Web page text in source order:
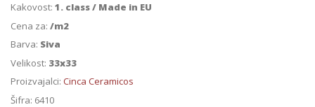
Kakovost: 1. class / Made in EU
Cena za: /m2
Barva: Siva
Velikost: 33x33
Proizvajalci: Cinca Ceramicos
Šifra: 6410